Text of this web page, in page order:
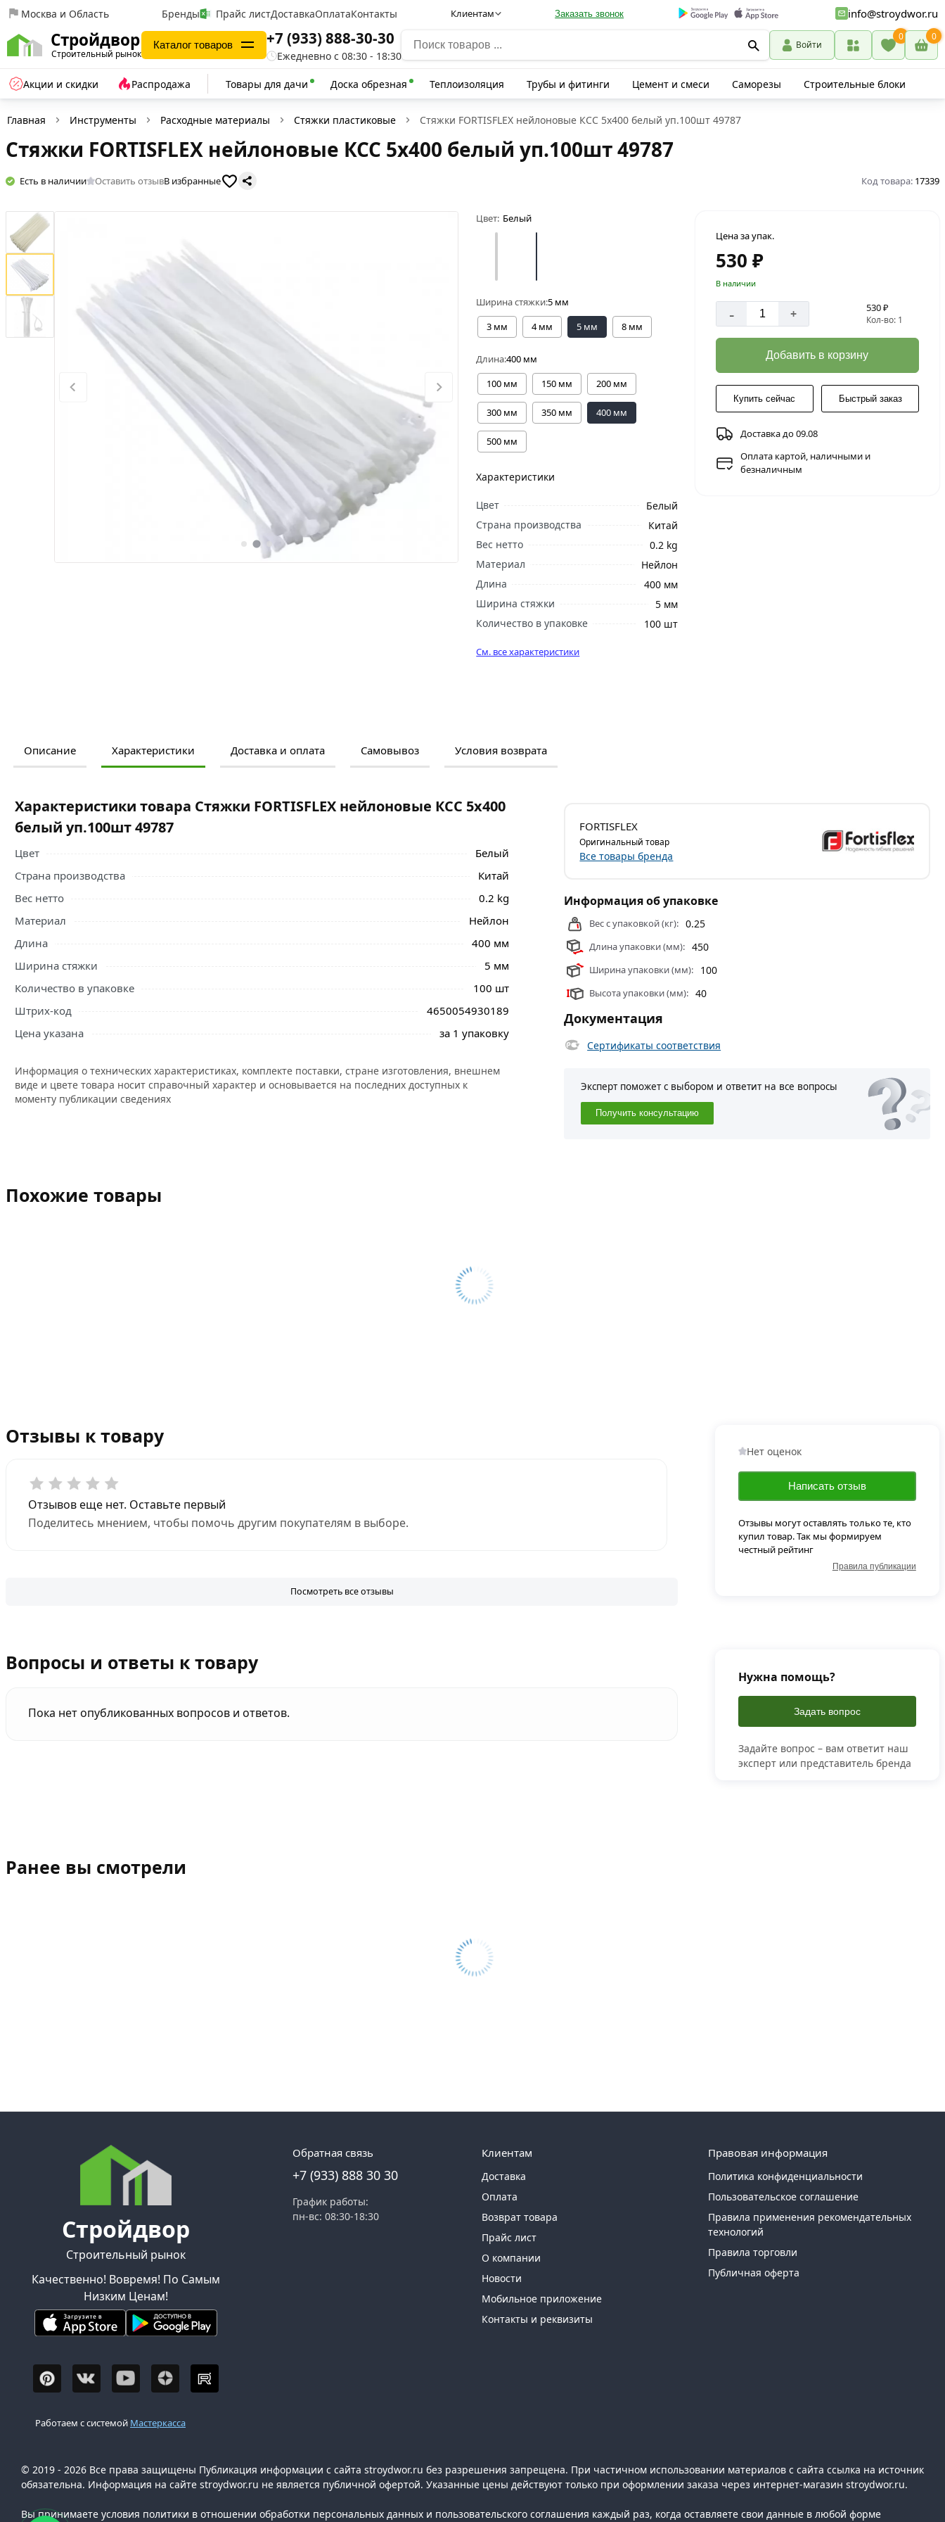
Москва и Область Бренды Прайс листДоставкаОплатаКонтакты Клиентам Заказать звонок info@stroydwor.ru
Стройдвор
Строительный рынок
Каталог товаров +7 (933) 888-30-30
Ежедневно с 08:30 - 18:30
Войти
0 0
Акции и скидки Распродажа Товары для дачи Доска обрезная Теплоизоляция Трубы и фитинги Цемент и смеси Саморезы Строительные блоки
Главная Инструменты Расходные материалы Стяжки пластиковые Стяжки FORTISFLEX нейлоновые КСС 5х400 белый уп.100шт 49787
Стяжки FORTISFLEX нейлоновые КСС 5х400 белый уп.100шт 49787
Есть в наличии Оставить отзывВ избранные Код товара: 17339
Цвет: Белый
Ширина стяжки:5 мм
3 мм
4 мм 5 мм 8 мм
Длина:400 мм
100 мм
150 мм 200 мм
300 мм 350 мм 400 мм
500 мм
Характеристики
Цвет
Белый
Страна производства
Китай
Вес нетто
0.2 kg
Материал
Нейлон
Длина
400 мм
Ширина стяжки
5 мм
Количество в упаковке
100 шт
См. все характеристики
Цена за упак.
530 ₽
В наличии
- + 530 ₽
Кол-во: 1
Добавить в корзину
Купить сейчас Быстрый заказ
Доставка до 09.08
Оплата картой, наличными и
безналичным
Описание Характеристики Доставка и оплата Самовывоз Условия возврата
Ознакомьтесь с подробными характеристиками, описанием и отзывами о товаре, чтобы сделать
Условия доставки и цены на товар Стяжки FORTISFLEX нейлоновые КСС 5х400 белый уп.100шт 49787
из категорииСтяжки пластиковые
Характеристики товара Стяжки FORTISFLEX нейлоновые КСС 5х400
белый уп.100шт 49787
Цвет
Белый
Страна производства
Китай
Вес нетто
0.2 kg
Материал
Нейлон
Длина
400 мм
Ширина стяжки
5 мм
Количество в упаковке
100 шт
Штрих-код
4650054930189
Цена указана
за 1 упаковку
Информация о технических характеристиках, комплекте поставки, стране изготовления, внешнем
виде и цвете товара носит справочный характер и основывается на последних доступных к
моменту публикации сведениях
FORTISFLEX
Оригинальный товар
Все товары бренда
Информация об упаковке
Вес с упаковкой (кг): 0.25
Длина упаковки (мм): 450
Ширина упаковки (мм): 100
Высота упаковки (мм): 40
Документация
Сертификаты соответствия
Эксперт поможет с выбором и ответит на все вопросы
Получить консультацию
Похожие товары
Отзывы к товару
Отзывов еще нет. Оставьте первый
Поделитесь мнением, чтобы помочь другим покупателям в выборе.
Посмотреть все отзывы
Нет оценок
Написать отзыв
Отзывы могут оставлять только те, кто
купил товар. Так мы формируем
честный рейтинг
Правила публикации
Вопросы и ответы к товару
Пока нет опубликованных вопросов и ответов.
Нужна помощь?
Задать вопрос
Задайте вопрос – вам ответит наш
эксперт или представитель бренда
Ранее вы смотрели
Стройдвор
Строительный рынок
Качественно! Вовремя! По Самым
Низким Ценам!
Обратная связь
+7 (933) 888 30 30
График работы:
пн-вс: 08:30-18:30
Клиентам
Доставка
Оплата
Возврат товара
Прайс лист
О компании
Новости
Мобильное приложение
Контакты и реквизиты
Правовая информация
Политика конфиденциальности
Пользовательское соглашение
Правила применения рекомендательных
технологий
Правила торговли
Публичная оферта
Работаем с системой Мастеркасса
© 2019 - 2026 Все права защищены Публикация информации с сайта stroydwor.ru без разрешения запрещена. При частичном использовании материалов с сайта ссылка на источник
обязательна. Информация на сайте stroydwor.ru не является публичной офертой. Указанные цены действуют только при оформлении заказа через интернет-магазин stroydwor.ru.
Вы принимаете условия политики в отношении обработки персональных данных и пользовательского соглашения каждый раз, когда оставляете свои данные в любой форме